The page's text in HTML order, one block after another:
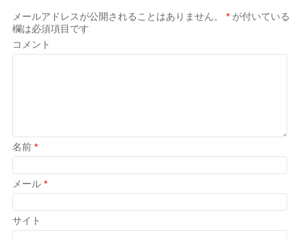
メールアドレスが公開されることはありません。 * が付いている
欄は必須項目です
コメント
名前*
メール*
サイト